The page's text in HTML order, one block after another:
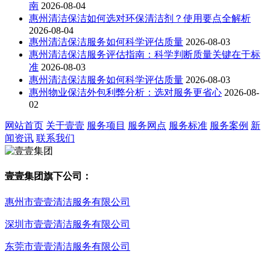
南 2026-08-04
惠州清洁保洁如何选对环保清洁剂？使用要点全解析
2026-08-04
惠州清洁保洁服务如何科学评估质量 2026-08-03
惠州清洁保洁服务评估指南：科学判断质量关键在于标
准 2026-08-03
惠州清洁保洁服务如何科学评估质量 2026-08-03
惠州物业保洁外包利弊分析：选对服务更省心 2026-08-
02
网站首页 关于壹壹 服务项目 服务网点 服务标准 服务案例 新
闻资讯 联系我们
壹壹集团旗下公司：
惠州市壹壹清洁服务有限公司
深圳市壹壹清洁服务有限公司
东莞市壹壹清洁服务有限公司